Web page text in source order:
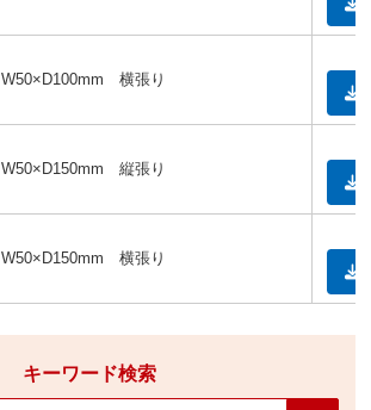
W50×D100mm 横張り
W50×D150mm 縦張り
W50×D150mm 横張り
キーワード検索